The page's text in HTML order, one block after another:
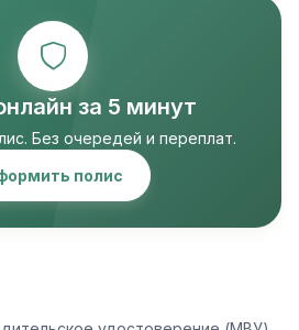
за 5 минут
Без очередей и переплат.
полис